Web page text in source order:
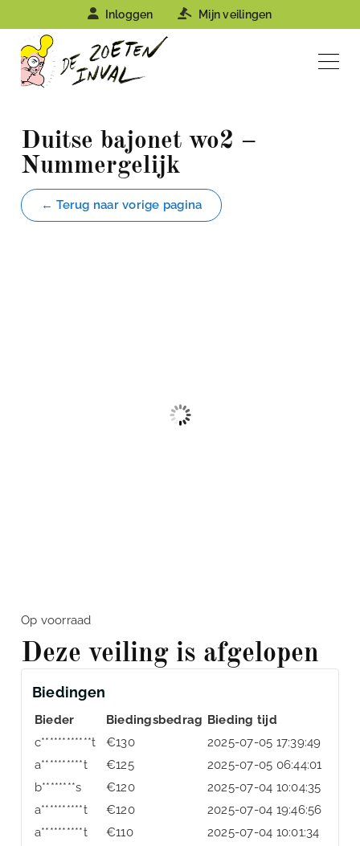
Inloggen Mijn veilingen
Duitse bajonet wo2 –
Nummergelijk
← Terug naar vorige pagina
Op voorraad
Deze veiling is afgelopen
Biedingen
Bieder Biedingsbedrag Bieding tijd
c************t
€130
2025-07-05 17:39:49
a**********t
€125
2025-07-05 06:44:01
b********s
€120
2025-07-04 10:04:35
a**********t
€120
2025-07-04 19:46:56
a**********t
€110
2025-07-04 10:01:34